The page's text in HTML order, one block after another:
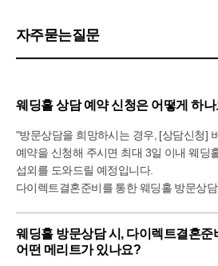
내려가실 때 조심해야할거같아요! 지
주차부분은 걱정을 많이하지않아도
5층 웨딩예약실로 방문하여 담당자분
시작했어요.
그린나래호텔은 웨딩을 진행하는 다
웨딩홀 하나에 뷔페가 2군데였어요.
시간대별로 웨딩이 하나라 하객분들
가능하다고하시더라구요.
웨딩홀은 넓어서 허용인원이 많아보
로비도 넓어서 인사를 나누고하기엔
신부대기실 입구와 내부가 좁아서 조
하지만!
자주묻는질문
웨딩홀 상담 예약 신청은 어떻게 하
"방문상담을 희망하시는 경우, [상담신청]
예약을 신청해 주시면 최대 3일 이내 웨딩
섭외를 도와드릴 예정입니다.
다이렉트결혼준비를 통한 웨딩홀 방문상
웨딩홀 방문상담 시, 다이렉트결혼준
어떤 메리트가 있나요?